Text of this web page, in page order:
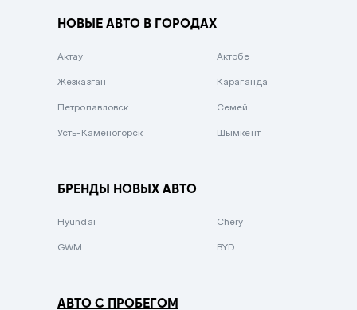
Вишневый
Зеленый металлик
НОВЫЕ АВТО В ГОРОДАХ
Актау Актобе
Жезказган Караганда
Петропавловск Семей
Усть-Каменогорск Шымкент
БРЕНДЫ НОВЫХ АВТО
Hyundai Chery
GWM BYD
АВТО С ПРОБЕГОМ